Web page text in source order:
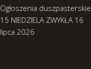
Ogłoszenia duszpasterskie
15 NIEDZIELA ZWYKŁA 16
lipca 2026